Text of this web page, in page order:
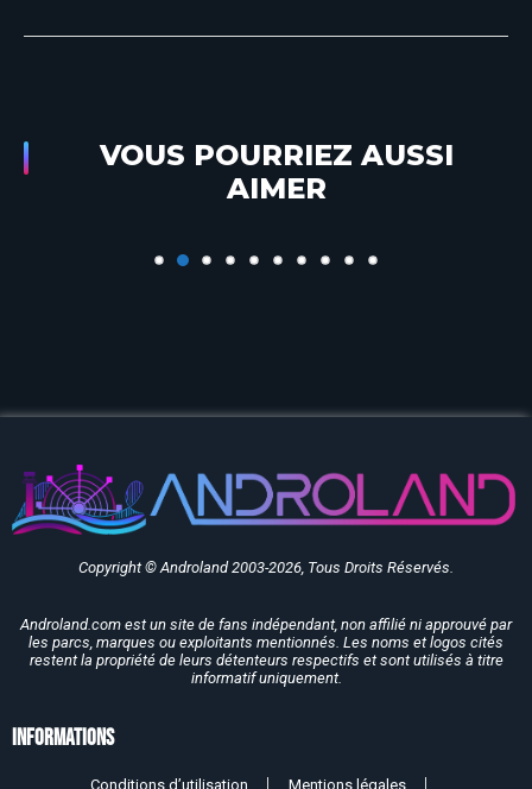
VOUS POURRIEZ AUSSI
AIMER
Rencontre avec Navjot Singh, traducteur
pour les percussionnistes du spectacle Le
Rythme de la Jungle
Copyright © Androland 2003-2026, Tous Droits Réservés.
Androland.com est un site de fans indépendant, non affilié ni approuvé par
les parcs, marques ou exploitants mentionnés. Les noms et logos cités
restent la propriété de leurs détenteurs respectifs et sont utilisés à titre
informatif uniquement.
Informations
Conditions d’utilisation Mentions légales